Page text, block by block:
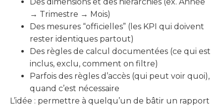
→ Trimestre → Mois)
Des mesures “officielles” (les KPI qui doivent
rester identiques partout)
Des règles de calcul documentées (ce qui est
inclus, exclu, comment on filtre)
Parfois des règles d’accès (qui peut voir quoi),
quand c’est nécessaire
L’idée : permettre à quelqu’un de bâtir un rapport